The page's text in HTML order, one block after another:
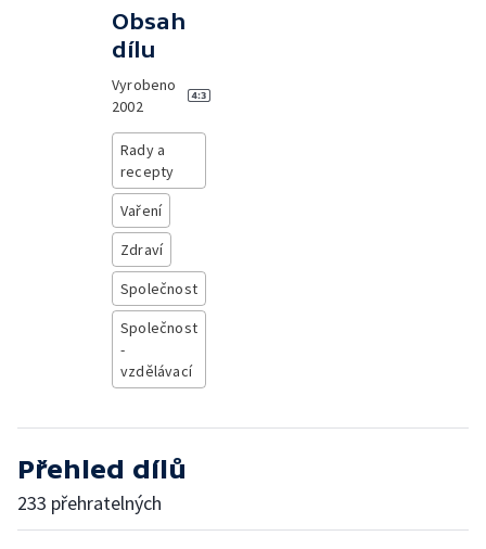
Obsah
dílu
Vyrobeno
2002
Rady a
recepty
Vaření
Zdraví
Společnost
Společnost
-
vzdělávací
Přehled dílů
233 přehratelných